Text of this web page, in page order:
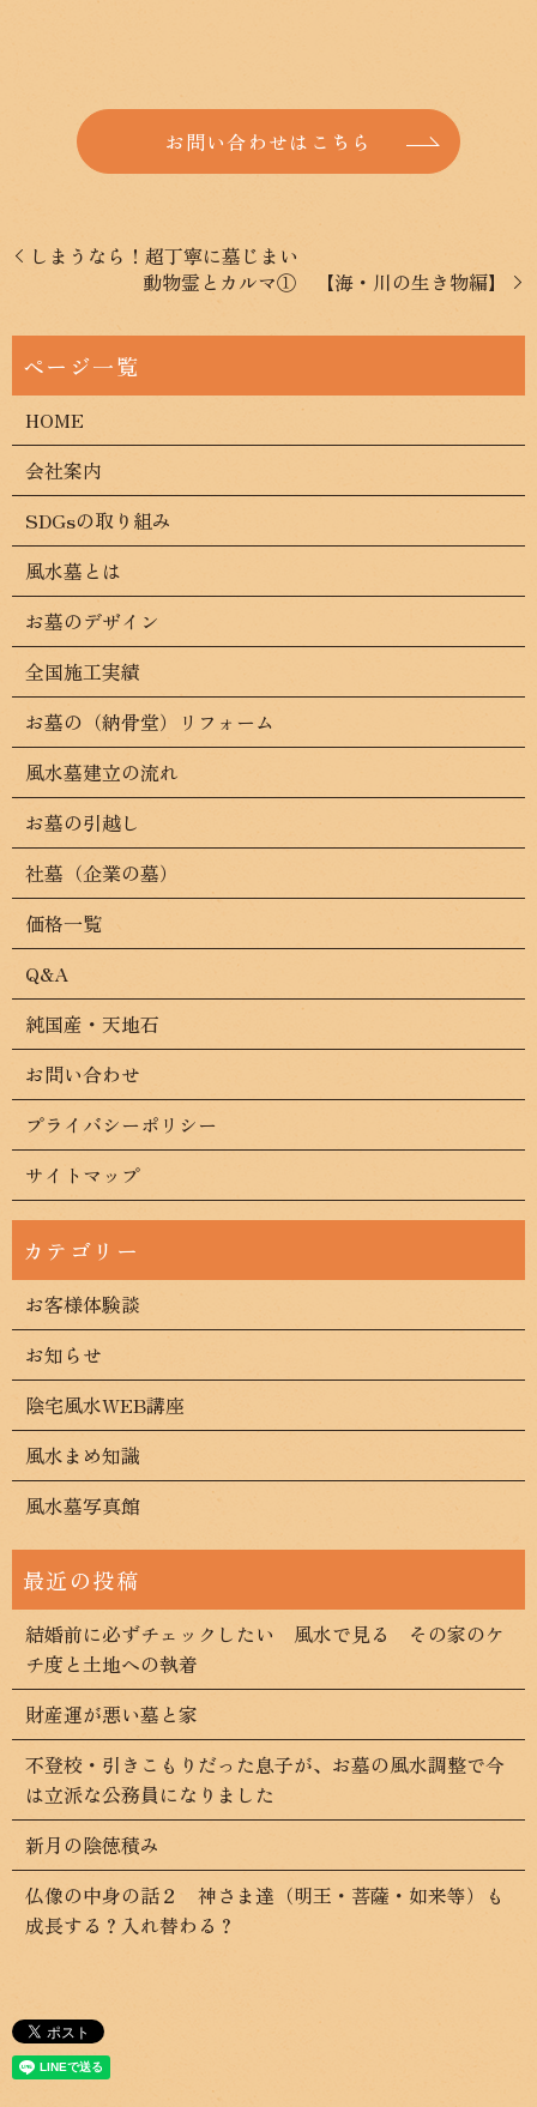
お問い合わせはこちら
しまうなら！超丁寧に墓じまい
動物霊とカルマ① 【海・川の生き物編】
HOME
会社案内
SDGsの取り組み
風水墓とは
お墓のデザイン
全国施工実績
お墓の（納骨堂）リフォーム
風水墓建立の流れ
お墓の引越し
社墓（企業の墓）
価格一覧
Q&A
純国産・天地石
お問い合わせ
プライバシーポリシー
サイトマップ
お客様体験談
お知らせ
陰宅風水WEB講座
風水まめ知識
風水墓写真館
結婚前に必ずチェックしたい 風水で見る その家のケ
チ度と土地への執着
財産運が悪い墓と家
不登校・引きこもりだった息子が、お墓の風水調整で今
は立派な公務員になりました
新月の陰徳積み
仏像の中身の話２ 神さま達（明王・菩薩・如来等）も
成長する？入れ替わる？